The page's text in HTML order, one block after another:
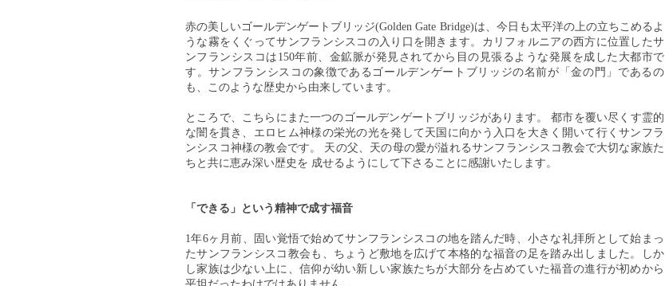
赤の美しいゴールデンゲートブリッジ(Golden Gate Bridge)は、今日も太平洋の上の立ちこめるよ
うな霧をくぐってサンフランシスコの入り口を開きます。カリフォルニアの西方に位置したサ
ンフランシスコは150年前、金鉱脈が発見されてから目の見張るような発展を成した大都市で
す。サンフランシスコの象徴であるゴールデンゲートブリッジの名前が「金の門」であるの
も、このような歴史から由来しています。
ところで、こちらにまた一つのゴールデンゲートブリッジがあります。 都市を覆い尽くす霊的
な闇を貫き、エロヒム神様の栄光の光を発して天国に向かう入口を大きく開いて行くサンフラ
ンシスコ神様の教会です。 天の父、天の母の愛が溢れるサンフランシスコ教会で大切な家族た
ちと共に恵み深い歴史を 成せるようにして下さることに感謝いたします。
「できる」という精神で成す福音
1年6ヶ月前、固い覚悟で始めてサンフランシスコの地を踏んだ時、小さな礼拝所として始まっ
たサンフランシスコ教会も、ちょうど敷地を広げて本格的な福音の足を踏み出しました。しか
し家族は少ない上に、信仰が幼い新しい家族たちが大部分を占めていた福音の進行が初めから